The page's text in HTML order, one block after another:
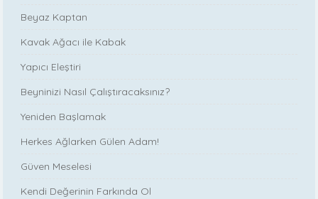
Beyaz Kaptan
Kavak Ağacı ile Kabak
Yapıcı Eleştiri
Beyninizi Nasıl Çalıştıracaksınız?
Yeniden Başlamak
Herkes Ağlarken Gülen Adam!
Güven Meselesi
Kendi Değerinin Farkında Ol